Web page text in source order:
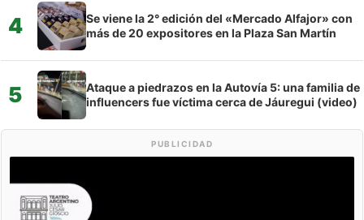
4
Se viene la 2° edición del «Mercado Alfajor» con
más de 20 expositores en la Plaza San Martín
5
Ataque a piedrazos en la Autovía 5: una familia de
influencers fue víctima cerca de Jáuregui (video)
PUBLICIDAD